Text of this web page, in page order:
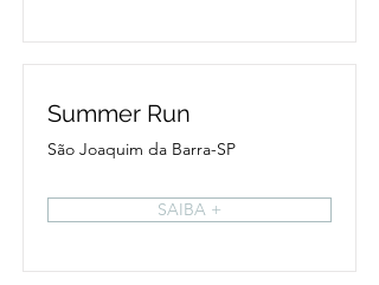
Summer Run
São Joaquim da Barra-SP
SAIBA +